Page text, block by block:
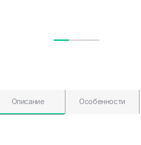
Описание Особенности